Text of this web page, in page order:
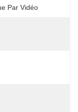
Par Vidéo